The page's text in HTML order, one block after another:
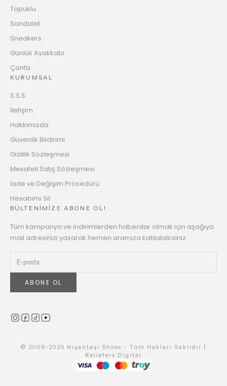
Topuklu
Sandalet
Sneakers
Günlük Ayakkabı
Çanta
KURUMSAL
S.S.S.
İletişim
Hakkımızda
Güvenlik Bildirimi
Gizlilik Sözleşmesi
Mesafeli Satış Sözleşmesi
İade ve Değişim Prosedürü
Hesabımı Sil
BÜLTENİMİZE ABONE OL!
Tüm kampanya ve indirimlerden haberdar olmak için aşağıya
mail adresinizi yazarak hemen aramıza katılabilirsiniz.
ABONE OL
© 2006-2026 Nişantaşı Shoes - Tüm Hakları Saklıdır |
Reliefers Digital